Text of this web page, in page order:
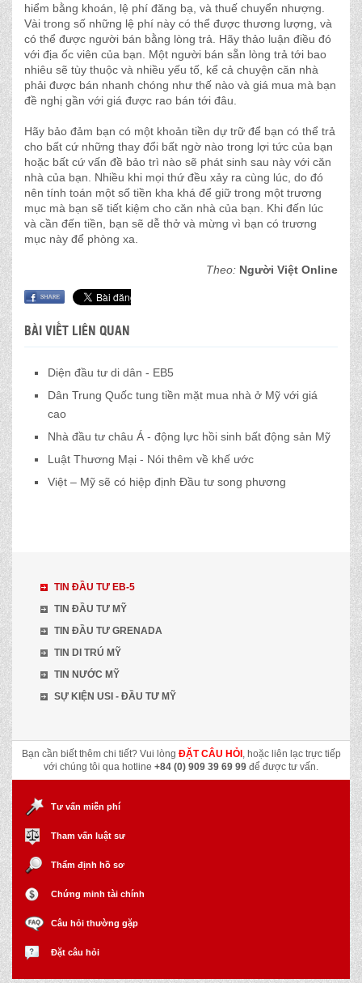
hiểm bằng khoán, lệ phí đăng bạ, và thuế chuyển nhượng.
Vài trong số những lệ phí này có thể được thương lượng, và
có thể được người bán bằng lòng trả. Hãy thảo luận điều đó
với địa ốc viên của bạn. Một người bán sẵn lòng trả tới bao
nhiêu sẽ tùy thuộc và nhiều yếu tố, kể cả chuyện căn nhà
phải được bán nhanh chóng như thế nào và giá mua mà bạn
đề nghị gần với giá được rao bán tới đâu.
Hãy bảo đảm bạn có một khoản tiền dự trữ để bạn có thể trả
cho bất cứ những thay đổi bất ngờ nào trong lợi tức của bạn
hoặc bất cứ vấn đề bảo trì nào sẽ phát sinh sau này với căn
nhà của bạn. Nhiều khi mọi thứ đều xảy ra cùng lúc, do đó
nên tính toán một số tiền kha khá để giữ trong một trương
mục mà bạn sẽ tiết kiệm cho căn nhà của bạn. Khi đến lúc
và cần đến tiền, bạn sẽ dễ thở và mừng vì bạn có trương
mục này để phòng xa.
Theo: Người Việt Online
BÀI VIẾT LIÊN QUAN
Diện đầu tư di dân - EB5
Dân Trung Quốc tung tiền mặt mua nhà ở Mỹ với giá
cao
Nhà đầu tư châu Á - động lực hồi sinh bất động sản Mỹ
Luật Thương Mại - Nói thêm về khế ước
Việt – Mỹ sẽ có hiệp định Đầu tư song phương
TIN ĐẦU TƯ EB-5
TIN ĐẦU TƯ MỸ
TIN ĐẦU TƯ GRENADA
TIN DI TRÚ MỸ
TIN NƯỚC MỸ
SỰ KIỆN USI - ĐẦU TƯ MỸ
Bạn cần biết thêm chi tiết? Vui lòng ĐẶT CÂU HỎI , hoặc liên lạc trực tiếp
với chúng tôi qua hotline +84 (0) 909 39 69 99 để được tư vấn.
Tư vấn miễn phí
Tham vấn luật sư
Thẩm định hồ sơ
Chứng minh tài chính
Câu hỏi thường gặp
Đặt câu hỏi